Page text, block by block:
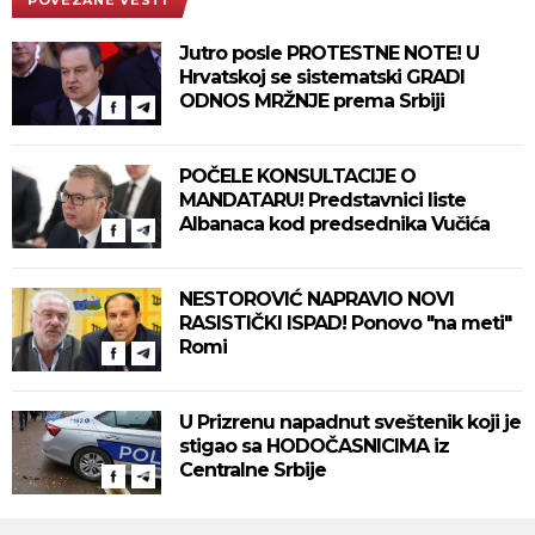
Jutro posle PROTESTNE NOTE! U
Hrvatskoj se sistematski GRADI
ODNOS MRŽNJE prema Srbiji
POČELE KONSULTACIJE O
MANDATARU! Predstavnici liste
Albanaca kod predsednika Vučića
NESTOROVIĆ NAPRAVIO NOVI
RASISTIČKI ISPAD! Ponovo "na meti"
Romi
U Prizrenu napadnut sveštenik koji je
stigao sa HODOČASNICIMA iz
Centralne Srbije